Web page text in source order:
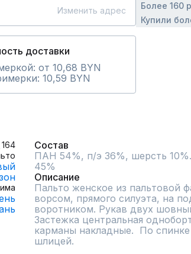
Изменить адрес
доставки
от 10,68 BYN
10,59 BYN
Более 160
Купили
164
Состав
ПАН 54%, п/э 36%, шерсть
45%
Описание
Пальто женское из пальтовой
ворсом, прямого силуэта, на
воротником. Рукав двух
Застежка центральная
карманы накладные.  По
шлицей.